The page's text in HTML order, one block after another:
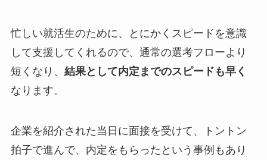
忙しい就活生のために、とにかくスピードを意識
して支援してくれるので、通常の選考フローより
短くなり、 結果として内定までのスピードも早く
なります。
企業を紹介された当日に面接を受けて、トントン
拍子で進んで、内定をもらったという事例もあり